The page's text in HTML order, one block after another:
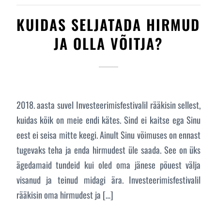
KUIDAS SELJATADA HIRMUD
JA OLLA VÕITJA?
2018. aasta suvel Investeerimisfestivalil rääkisin sellest,
kuidas kõik on meie endi kätes. Sind ei kaitse ega Sinu
eest ei seisa mitte keegi. Ainult Sinu võimuses on ennast
tugevaks teha ja enda hirmudest üle saada. See on üks
ägedamaid tundeid kui oled oma jänese põuest välja
visanud ja teinud midagi ära. Investeerimisfestivalil
rääkisin oma hirmudest ja […]